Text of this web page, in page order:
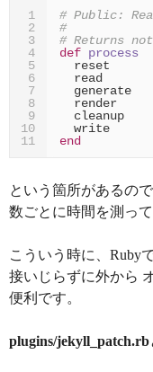
1
2
3
4
5
6
7
8
9
10
11
# Public:
#
# Returns
def process
reset
read
generate
render
cleanup
write
end
という箇所があるの
数ごとに時間を測っ
こういう時に、Ruby
接いじらずに外から
便利です。
plugins/jekyll_patch.rb